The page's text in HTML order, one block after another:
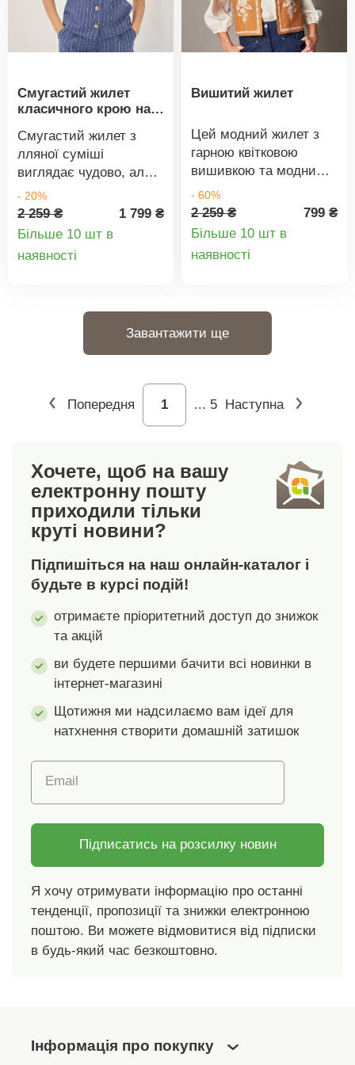
Смугастий жилет
класичного крою на
додаванням льону
Смугастий жилет з
лляної суміші
виглядає чудово, але
його також зручно
носити. Смугастий
жилет. Прямий крій без
оздоблення. Ґудзики з
спереду та ззаду.
Центральний шов на
спинці. Злегка
пральній машині.
- 20%
2 259 ₴
1 799 ₴
Більше 10 шт в
наявності
Вишитий жилет
Цей модний жилет з
гарною квітковою
вишивкою та модним
кроєм підкреслює
фольклорний стиль.
Коротка довжина.
виріз горловини.
підкладка до плечових
швів. Прямий поділ.
Можна прати в
- 60%
2 259 ₴
799 ₴
Більше 10 шт в
наявності
Завантажити ще
Попередня ... 5 Наступна
Хочете, щоб на вашу
електронну пошту
приходили тільки
круті новини?
Підпишіться на наш онлайн-каталог і
будьте в курсі подій!
отримаєте пріоритетний доступ до знижок
та акцій
ви будете першими бачити всі новинки в
інтернет-магазині
Щотижня ми надсилаємо вам ідеї для
натхнення створити домашній затишок
Email
Підписатись на розсилку новин
Я хочу отримувати інформацію про останні
тенденції, пропозиції та знижки електронною
поштою. Ви можете відмовитися від підписки
в будь-який час безкоштовно.
Інформація про покупку